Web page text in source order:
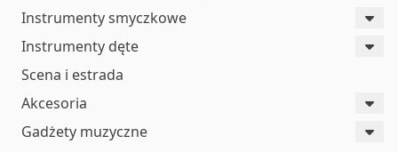
Instrumenty smyczkowe
Instrumenty dęte
Scena i estrada
Akcesoria
Gadżety muzyczne